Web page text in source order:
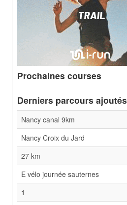
Prochaines courses
Derniers parcours ajoutés
Nancy canal 9km
Nancy Croix du Jard
27 km
E vélo journée sauternes
1